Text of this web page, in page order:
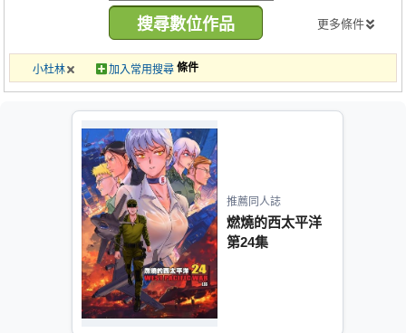
攤位轉讓區
會員功能選單
會員中心
登入
更多條件
條件
小杜林 加入常用搜尋
推薦同人誌
燃燒的西太平洋
第24集